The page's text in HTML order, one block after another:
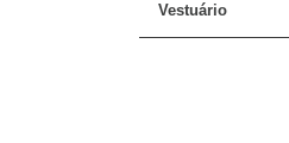
Vestuário